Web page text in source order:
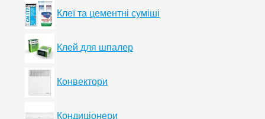
Клеї та цементні суміші
Клей для шпалер
Конвектори
Кондиціонери